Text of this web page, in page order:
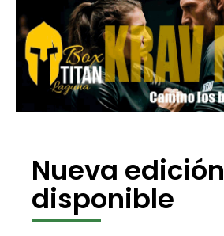
Nueva edición
disponible